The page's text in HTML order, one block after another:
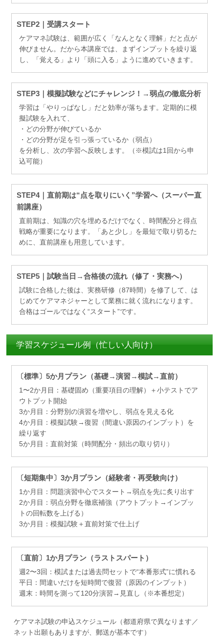
STEP2｜受講スタート
ケアマネ試験は、範囲が広く「なんとなく理解」だと点が
伸びません。だから本講座では、まずインプットを繰り返
し、「覚える」より「頭に入る」ように進めていきます。
STEP3｜模擬試験などにチャレンジ！→弱点の徹底分析
学習は「やりっぱなし」だと効率が落ちます。定期的に模
擬試験を入れて、
・どの分野が伸びているか
・どの分野が足を引っ張っているか（弱点）
を分析し、次の学習へ反映します。（※模試は1回から申
込可能）
STEP4｜直前期は“点を取りにいく”学習へ（スーパー直
前講座）
直前期は、知識の穴を埋めるだけでなく、時間配分と得点
戦略が重要になります。「あと少し」を最短で取り切るた
めに、直前講座も用意しています。
STEP5｜試験当日→合格後の流れ（修了・実務へ）
試験に合格した後は、実務研修（87時間）を修了して、は
じめてケアマネジャーとして業務に就く流れになります。
合格はゴールではなく“スタート”です。
学習スケジュール例（忙しい人向け）
〔標準〕5か月プラン（基礎→演習→模試→直前）
1〜2か月目：基礎固め（重要項目の理解）＋小テストでア
ウトプット開始
3か月目：分野別の演習を増やし、弱点を見える化
4か月目：模擬試験→復習（間違い原因のインプット）を
繰り返す
5か月目：直前対策（時間配分・頻出の取り切り）
〔短期集中〕3か月プラン（経験者・再受験向け）
1か月目：問題演習中心でスタート→弱点を先に炙り出す
2か月目：弱点分野を徹底補強（アウトプット→インプッ
トの回転数を上げる）
3か月目：模擬試験＋直前対策で仕上げ
〔直前〕1か月プラン（ラストスパート）
週2〜3回：模試または過去問セットで“本番形式”に慣れる
平日：間違いだけを短時間で復習（原因のインプット）
週末：時間を測って120分演習→見直し（※本番想定）
ケアマネ試験の申込スケジュール（都道府県で異なります／
ネット出願もありますが、郵送が基本です）